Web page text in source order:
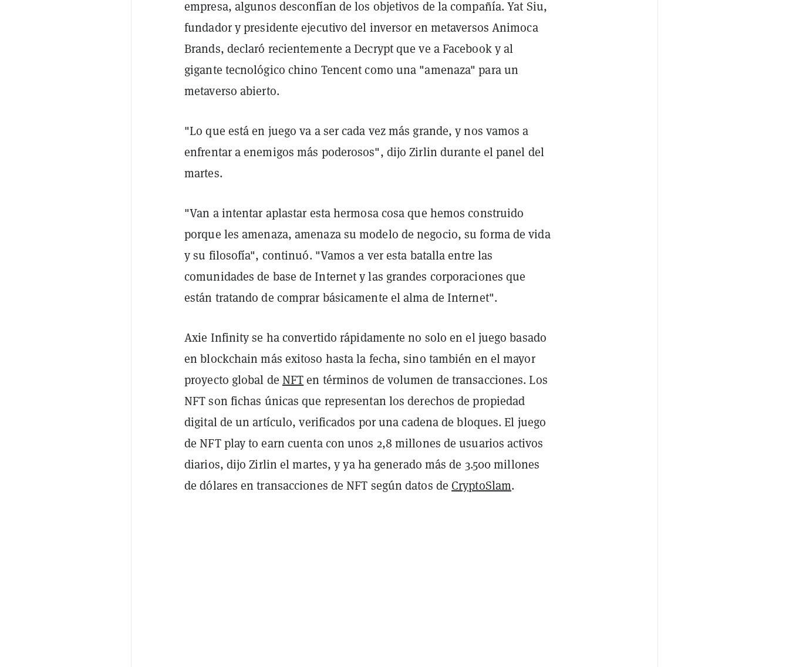
empresa, algunos desconfían de los objetivos de la compañía. Yat Siu,
fundador y presidente ejecutivo del inversor en metaversos Animoca
Brands, declaró recientemente a Decrypt que ve a Facebook y al
gigante tecnológico chino Tencent como una "amenaza" para un
metaverso abierto.
"Lo que está en juego va a ser cada vez más grande, y nos vamos a
enfrentar a enemigos más poderosos", dijo Zirlin durante el panel del
martes.
"Van a intentar aplastar esta hermosa cosa que hemos construido
porque les amenaza, amenaza su modelo de negocio, su forma de vida
y su filosofía", continuó. "Vamos a ver esta batalla entre las
comunidades de base de Internet y las grandes corporaciones que
están tratando de comprar básicamente el alma de Internet".
Axie Infinity se ha convertido rápidamente no solo en el juego basado
en blockchain más exitoso hasta la fecha, sino también en el mayor
proyecto global de NFTen términos de volumen de transacciones. Los
NFT son fichas únicas que representan los derechos de propiedad
digital de un artículo, verificados por una cadena de bloques. El juego
de NFT play to earn cuenta con unos 2,8 millones de usuarios activos
diarios, dijo Zirlin el martes, y ya ha generado más de 3.500 millones
de dólares en transacciones de NFT según datos de CryptoSlam.